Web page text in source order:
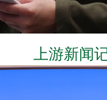
上游新闻